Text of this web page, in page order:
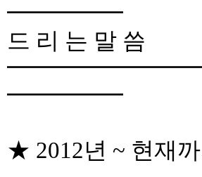
━━━━━
드 리 는 말 씀
━━━━━
★ 2012년 ~ 현재